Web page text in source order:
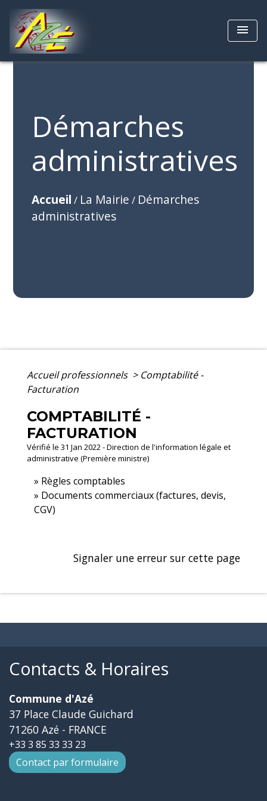
menu
Démarches
administratives
Accueil / La Mairie / Démarches
administratives
Accueil professionnels > Comptabilité -
Facturation
COMPTABILITÉ -
FACTURATION
Vérifié le 31 Jan 2022 - Direction de l'information légale et
administrative (Première ministre)
Règles comptables
Documents commerciaux (factures, devis,
CGV)
Signaler une erreur sur cette page
Contacts & Horaires
Commune d'Azé
37 Place Claude Guichard
71260 Azé - FRANCE
+33 3 85 33 33 23
Contact par formulaire